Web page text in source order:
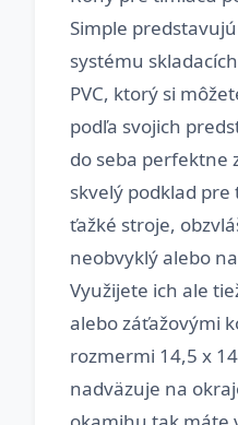
Simple
systému
PVC, ktorý si
podľa svojich
do seba perfektne
skvelý podklad
ťažké stroje,
neobvyklý alebo
Využijete ich ale
alebo záťažovými
rozmermi 14,5 x
nadväzuje na